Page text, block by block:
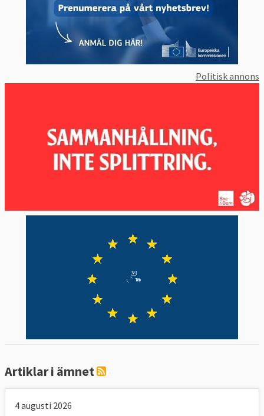
betydelse för hela EU ska fungera som ”ett
område med frihet, säkerhet och rättvisa utan
inre gränser”.
område ska automatiskt erkännas och
misstänkt brottsling, utfärdad i en
medlemsstat måste kunna verkställas i en
annan medlemsstat,förklarar EU-
kommissionen
europapolitiska studier, Sieps, som bland
till varför det är problematiskt när
medlemsländer inte respekterar rättsstaten,
här i förenklad form:
Respekten och förtroendet mellan
medlemsländer riskeras vilket kan
påverkar EU:s lagstiftningsprocess
negativ
det ömsesidiga erkännandet av domar
från nationella domstolar kan
äventyras
Politisk annons
Artiklar i ämnet
4 augusti 2026